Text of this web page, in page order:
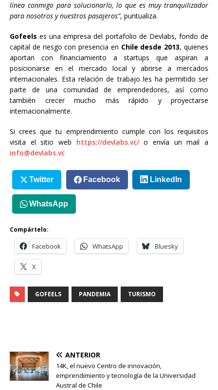
línea conmigo para solucionarlo, lo que es muy tranquilizador
para nosotros y nuestros pasajeros”, puntualiza.
Gofeels es una empresa del portafolio de Devlabs, fondo de
capital de riesgo con presencia en Chile desde 2013, quienes
aportan con financiamiento a startups que aspiran a
posicionarse en el mercado local y abrirse a mercados
internacionales. Esta relación de trabajo les ha permitido ser
parte de una comunidad de emprendedores, así como
también crecer mucho más rápido y proyectarse
internacionalmente.
Si crees que tu emprendimiento cumple con los requisitos
visita el sitio web https://devlabs.vc/o envía un mail a
info@devlabs.vc
Twitter Facebook LinkedIn
WhatsApp
Compártelo:
Facebook WhatsApp Bluesky
X
GOFEELS PANDEMIA TURISMO
ANTERIOR
14K, el nuevo Centro de innovación,
emprendimiento y tecnología de la Universidad
Austral de Chile